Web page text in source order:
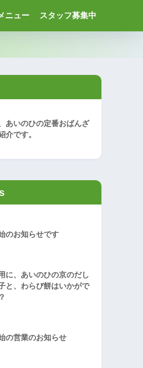
ニュー スタッフ募集中
あいのひの定番おばんざ
介です。
のお知らせです
に、あいのひの京のだし
と、わらび餅はいかがで
の営業のお知らせ